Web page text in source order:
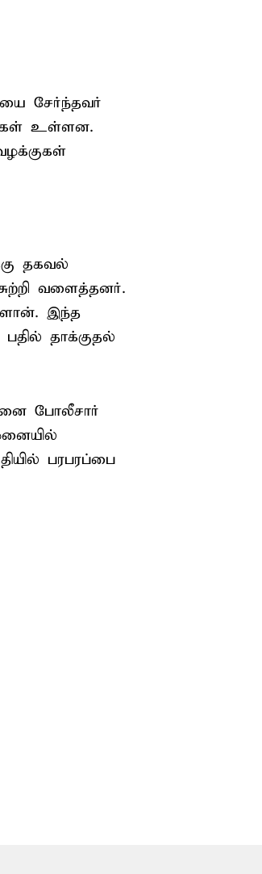
சேர்ந்தவர்
உள்ளன.
தகவல்
வளைத்தனர்.
இந்த
தாக்குதல்
போலீசார்
பரபரப்பை